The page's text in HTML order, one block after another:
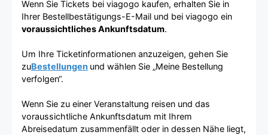
Wenn Sie Tickets bei viagogo kaufen, erhalten Sie in
Ihrer Bestellbestätigungs-E-Mail und bei viagogo ein
voraussichtliches Ankunftsdatum.
Um Ihre Ticketinformationen anzuzeigen, gehen Sie
zuBestellungen und wählen Sie „Meine Bestellung
verfolgen“.
Wenn Sie zu einer Veranstaltung reisen und das
voraussichtliche Ankunftsdatum mit Ihrem
Abreisedatum zusammenfällt oder in dessen Nähe liegt,